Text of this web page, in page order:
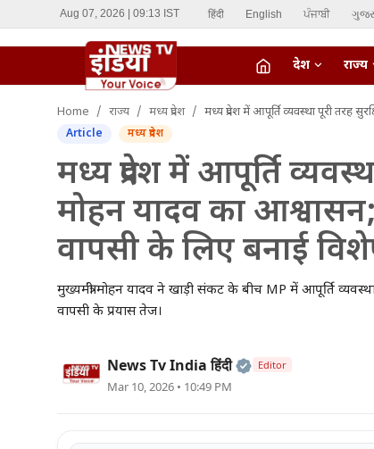
Aug 07, 2026 | 09:13 IST हिंदी English ਪੰਜਾਬੀ
देश राज्य
LIVE TV
Home राज्य मध्य प्रदेश मध्य प्रदेश में आपूर्ति व्यवस्था पूरी तरह सुरक्षित: मुख्यमंत्री मोहन यादव का आश्वासन; खाड़ी देशों से प्रदेशवासियों की वापसी के
Article मध्य प्रदेश
मध्य प्रदेश में आपूर्ति
मोहन यादव का आश्वासन;
वापसी के लिए बनाई
मुख्यमंत्री मोहन यादव ने खाड़ी संकट के बीच MP में आपूर्ति
वापसी के प्रयास तेज।
News Tv India हिंदी Official | Verified
Editor
Mar 10, 2026 • 10:49 PM